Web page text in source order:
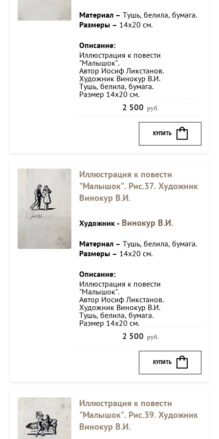
Материал – Тушь, белила, бумага.
Размеры – 14х20 см.
Описание:
Иллюстрация к повести
"Малышок".
Автор Иосиф Ликстанов.
Художник Винокур В.И.
Тушь, белила, бумага.
Размер 14х20 см.
2 500 руб.
КУПИТЬ
Иллюстрация к повести
"Малышок". Рис.37. Художник
Винокур В.И.
Художник - Винокур В.И.
Материал – Тушь, белила, бумага.
Размеры – 14х20 см.
Описание:
Иллюстрация к повести
"Малышок".
Автор Иосиф Ликстанов.
Художник Винокур В.И.
Тушь, белила, бумага.
Размер 14х20 см.
2 500 руб.
КУПИТЬ
Иллюстрация к повести
"Малышок". Рис.39. Художник
Винокур В.И.